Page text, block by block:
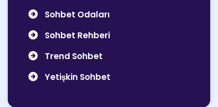
Sohbet Odaları
Sohbet Rehberi
Trend Sohbet
Yetişkin Sohbet